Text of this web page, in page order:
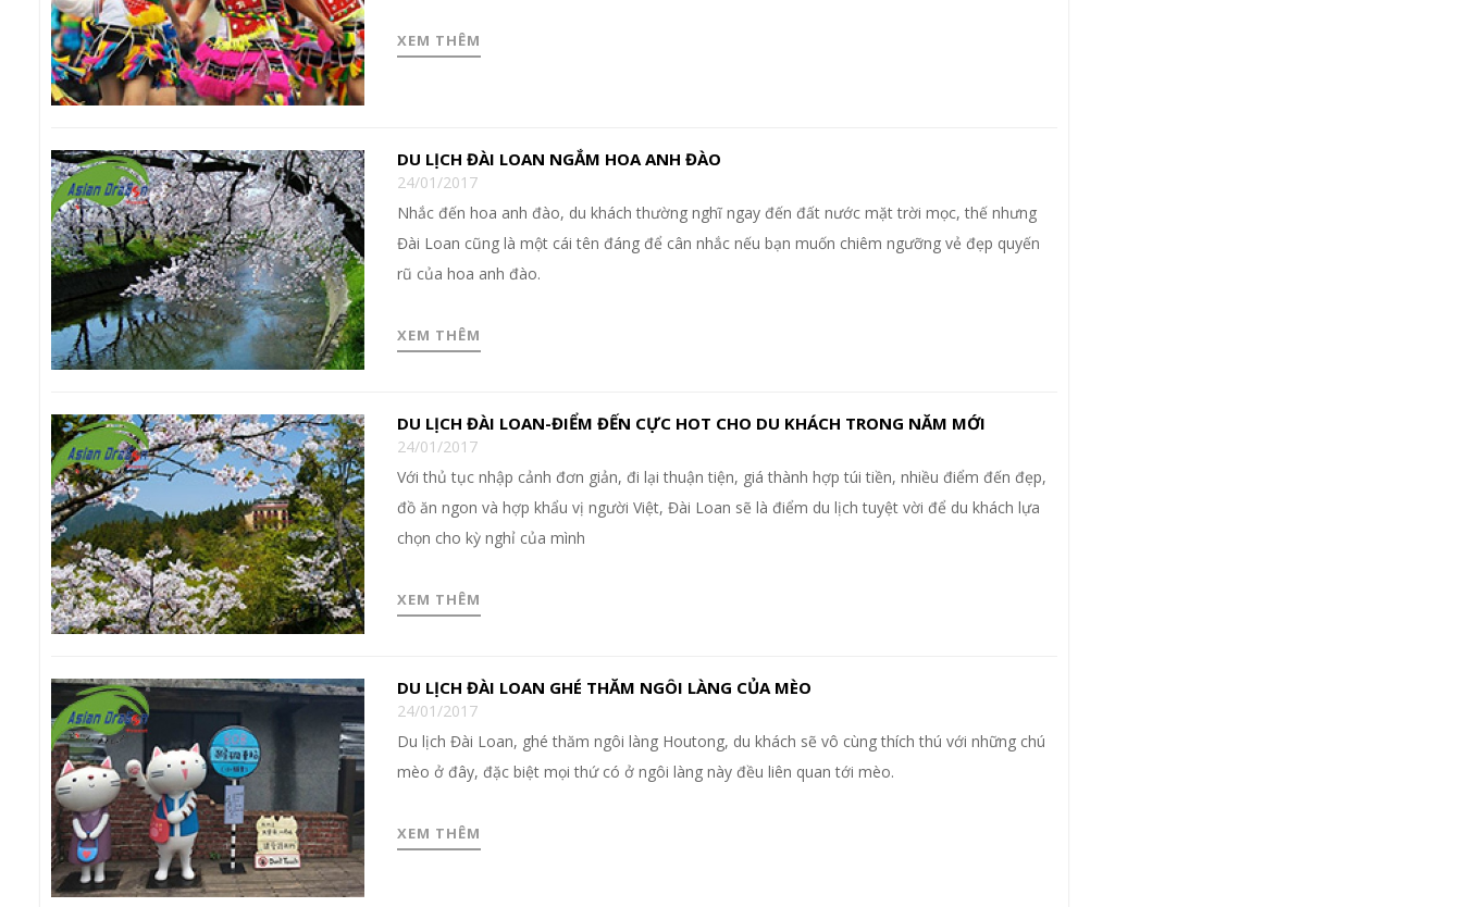
XEM THÊM
DU LỊCH ĐÀI LOAN NGẮM HOA ANH ĐÀO
24/01/2017
Nhắc đến hoa anh đào, du khách thường nghĩ ngay đến đất nước mặt trời mọc, thế nhưng
Đài Loan cũng là một cái tên đáng để cân nhắc nếu bạn muốn chiêm ngưỡng vẻ đẹp quyến
rũ của hoa anh đào.
XEM THÊM
DU LỊCH ĐÀI LOAN-ĐIỂM ĐẾN CỰC HOT CHO DU KHÁCH TRONG NĂM MỚI
24/01/2017
Với thủ tục nhập cảnh đơn giản, đi lại thuận tiện, giá thành hợp túi tiền, nhiều điểm đến đẹp,
đồ ăn ngon và hợp khẩu vị người Việt, Đài Loan sẽ là điểm du lịch tuyệt vời để du khách lựa
chọn cho kỳ nghỉ của mình
XEM THÊM
DU LỊCH ĐÀI LOAN GHÉ THĂM NGÔI LÀNG CỦA MÈO
24/01/2017
Du lịch Đài Loan, ghé thăm ngôi làng Houtong, du khách sẽ vô cùng thích thú với những chú
mèo ở đây, đặc biệt mọi thứ có ở ngôi làng này đều liên quan tới mèo.
XEM THÊM